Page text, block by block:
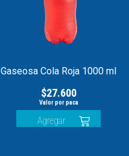
Gaseosa Cola Roja 1000 ml
$27.600
Agregar